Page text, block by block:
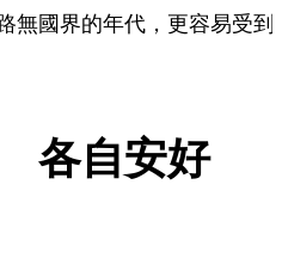
無國界的年代，更容易受到
各自安好